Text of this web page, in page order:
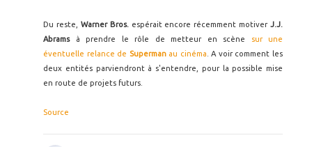
Du reste, Warner Bros. espérait encore récemment motiver J.J.
Abramsà prendre le rôle de metteur en scène
sur une
éventuelle relance de Supermanau cinéma . A voir comment les
deux entités parviendront à s'entendre, pour la possible mise
en route de projets futurs.
Source